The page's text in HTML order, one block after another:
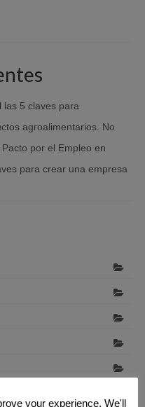
las 5 claves para
agroalimentarios. No
por el Empleo en
para crear una empresa
your experience. We'll